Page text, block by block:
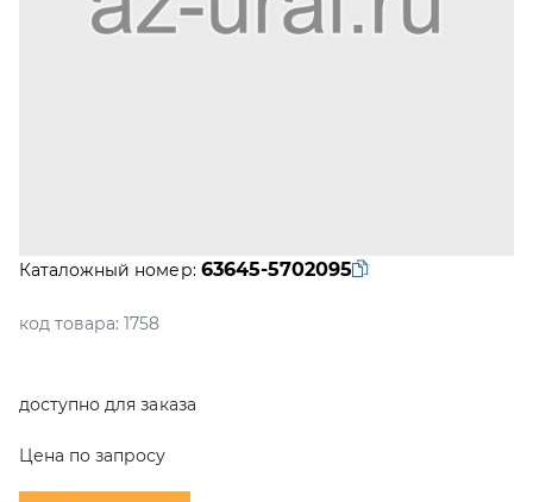
Каталожный номер: 63645-5702095
код товара: 1758
доступно для заказа
Цена по запросу